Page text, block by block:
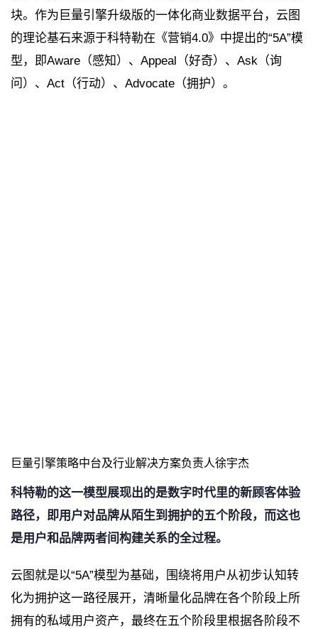
块。作为巨量引擎升级版的一体化商业数据平台，云图
的理论基石来源于科特勒在《营销4.0》中提出的“5A”模
型，即Aware（感知）、Appeal（好奇）、Ask（询
问）、Act（行动）、Advocate（拥护）。
巨量引擎策略中台及行业解决方案负责人徐宇杰
科特勒的这一模型展现出的是数字时代里的新顾客体验
路径，即用户对品牌从陌生到拥护的五个阶段，而这也
是用户和品牌两者间构建关系的全过程。
云图就是以“5A”模型为基础，围绕将用户从初步认知转
化为拥护这一路径展开，清晰量化品牌在各个阶段上所
拥有的私域用户资产，最终在五个阶段里根据各阶段不